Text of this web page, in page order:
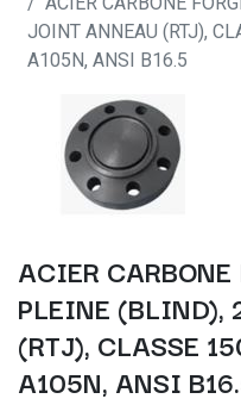
JOINT ANNEAU (RTJ),
A105N, ANSI B16.5
ACIER
PLEINE (BLIND),
(RTJ), CLASSE
A105N, ANSI